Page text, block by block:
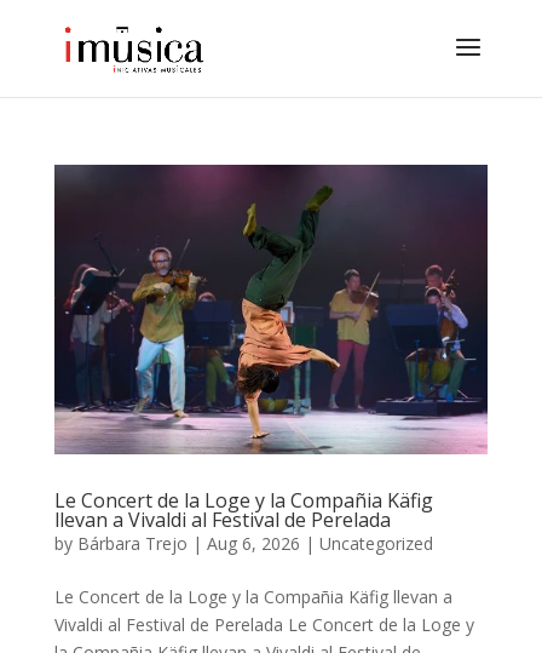
Le Concert de la Loge y la Compañia Käfig
llevan a Vivaldi al Festival de Perelada
by Bárbara Trejo | Aug 6, 2026 | Uncategorized
Le Concert de la Loge y la Compañia Käfig llevan a
Vivaldi al Festival de Perelada Le Concert de la Loge y